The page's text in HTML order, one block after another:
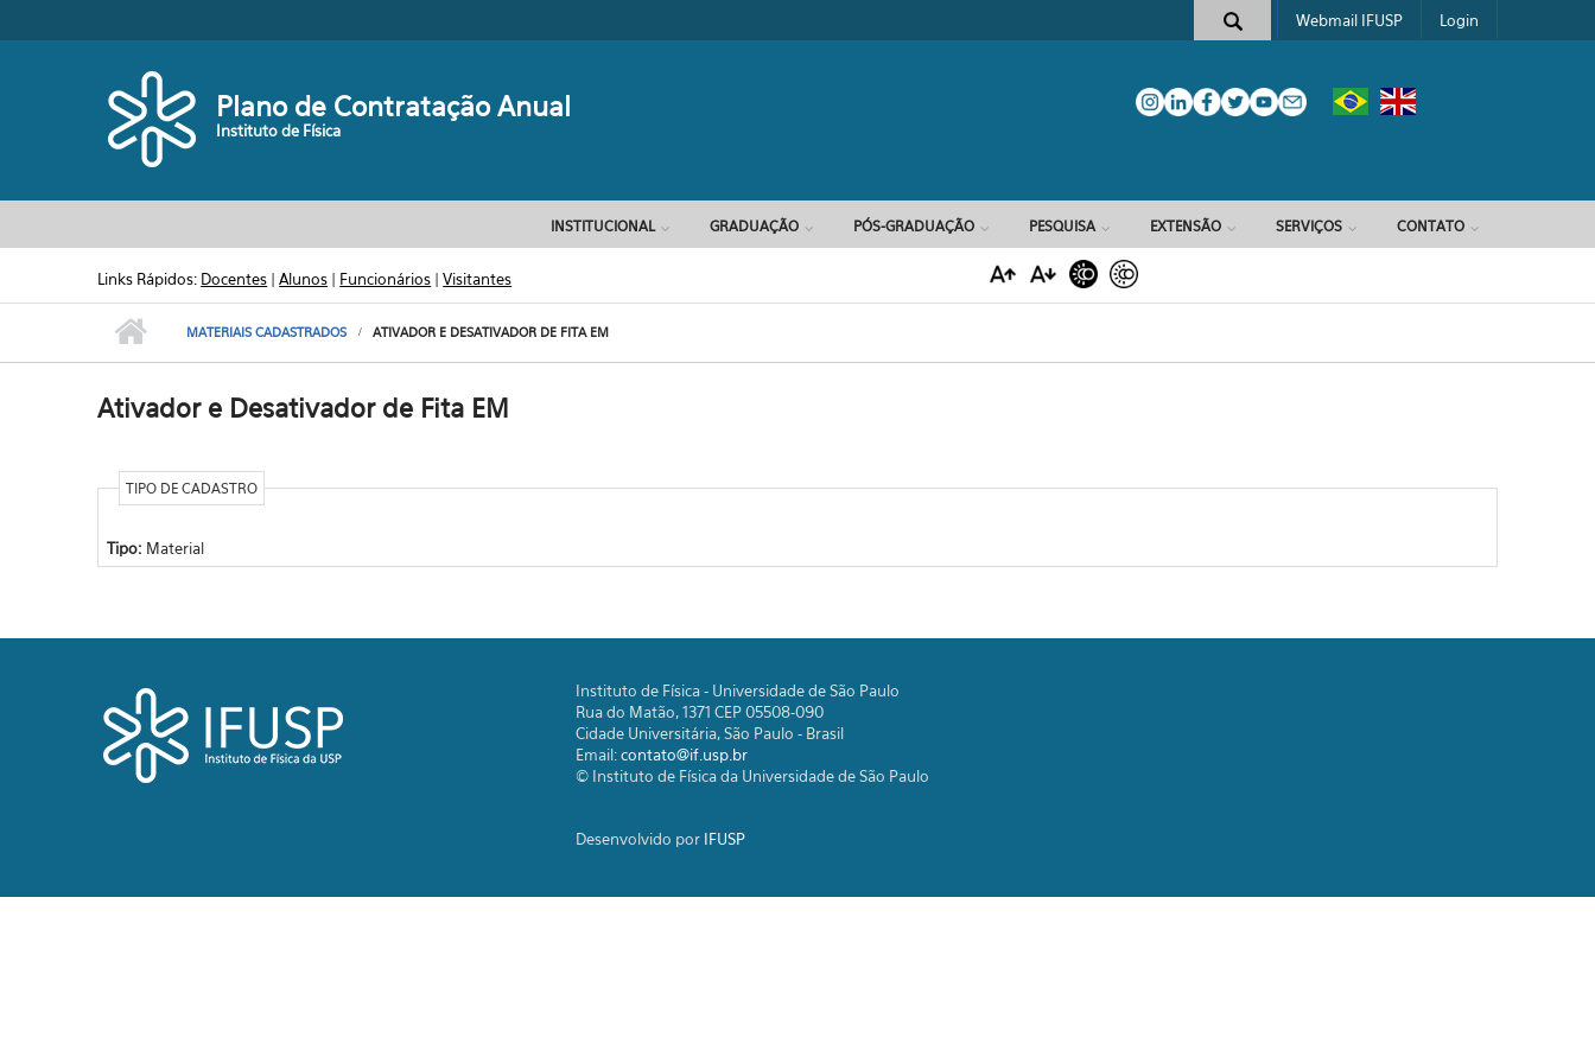
Formulário de busca
Webmail IFUSP Login
Plano de Contratação Anual
Instituto de Física
INSTITUCIONAL GRADUAÇÃO PÓS-GRADUAÇÃO PESQUISA EXTENSÃO SERVIÇOS CONTATO
Links Rápidos: Docentes |Alunos | Funcionários |Visitantes
MATERIAIS CADASTRADOS ATIVADOR E DESATIVADOR DE FITA EM
Ativador e Desativador de Fita EM
TIPO DE CADASTRO
Tipo: Material
Instituto de Física - Universidade de São Paulo
Rua do Matão, 1371 CEP 05508-090
Cidade Universitária, São Paulo - Brasil
Email:contato@if.usp.br
© Instituto de Física da Universidade de São Paulo
Desenvolvido por IFUSP